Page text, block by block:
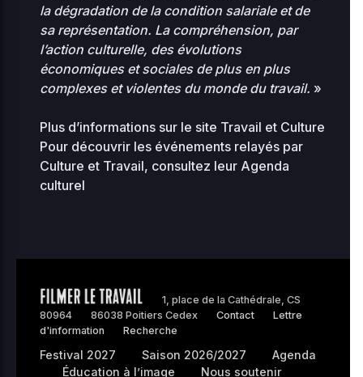
la dégradation de la condition salariale et de
sa représentation. La compréhension, par
l’action culturelle, des évolutions
économiques et sociales de plus en plus
complexes et violentes du monde du travail. »
Plus d’informations sur le site Travail et Culture
Pour découvrir les événements relayés par
Culture et Travail, consultez leur Agenda
culturel
1, place de la Cathédrale, CS
80964
86038 Poitiers Cedex Contact
Lettre
d'information
Recherche
Festival 2027 Saison 2026/2027
Agenda
Éducation à l’image
Nous soutenir